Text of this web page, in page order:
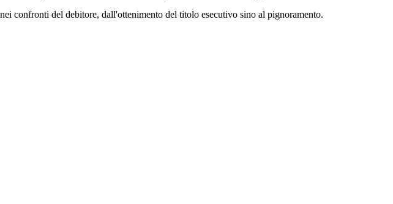
confronti del debitore, dall'ottenimento del titolo esecutivo sino al pignoramento.